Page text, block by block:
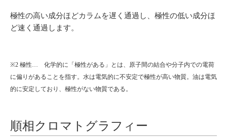
極性の高い成分ほどカラムを遅く通過し、極性の低い成分ほ
ど速く通過します。
※2 極性… 化学的に「極性がある」とは、原子間の結合や分子内での電荷
に偏りがあることを指す。水は電気的に不安定で極性が高い物質。油は電気
的に安定しており、極性がない物質である。
順相クロマトグラフィー